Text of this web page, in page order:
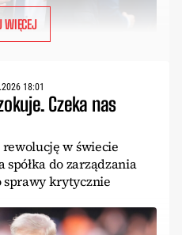
WIĘCEJ
18:01
Czeka nas
w świecie
do zarządzania
sprawy krytycznie